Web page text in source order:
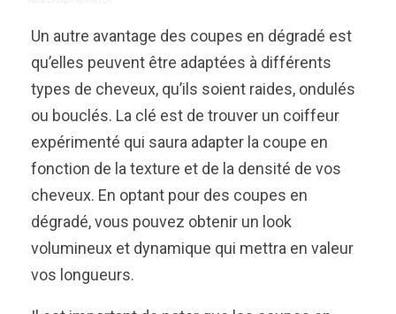
Un autre avantage des coupes en dégradé est
qu’elles peuvent être adaptées à différents
types de cheveux, qu’ils soient raides, ondulés
ou bouclés. La clé est de trouver un coiffeur
expérimenté qui saura adapter la coupe en
fonction de la texture et de la densité de vos
cheveux. En optant pour des coupes en
dégradé, vous pouvez obtenir un look
volumineux et dynamique qui mettra en valeur
vos longueurs.